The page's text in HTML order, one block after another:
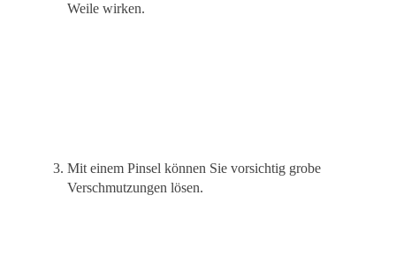
Weile wirken.
Mit einem Pinsel können Sie vorsichtig grobe
Verschmutzungen lösen.